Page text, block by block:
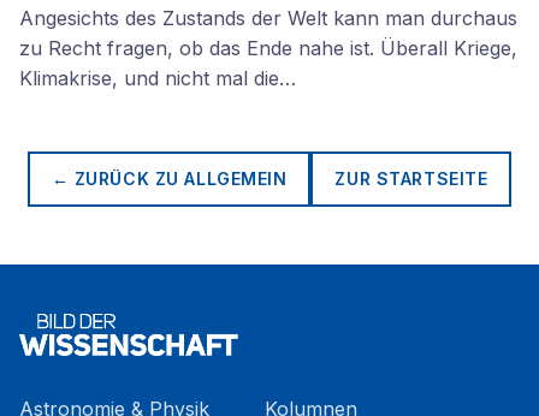
Angesichts des Zustands der Welt kann man durchaus
zu Recht fragen, ob das Ende nahe ist. Überall Kriege,
Klimakrise, und nicht mal die…
← ZURÜCK ZUALLGEMEIN ZUR STARTSEITE
Astronomie & Physik
Kolumnen